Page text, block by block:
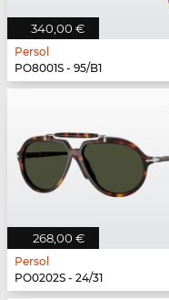
340,00 €
Persol
PO8001S - 95/B1
268,00 €
Persol
PO0202S - 24/31